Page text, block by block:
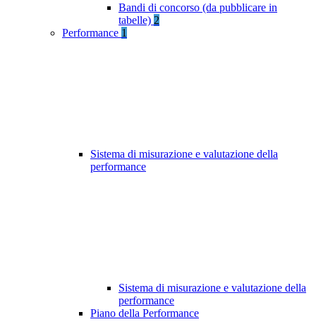
Bandi di concorso (da pubblicare in
tabelle) 2
Performance 1
Sistema di misurazione e valutazione della
performance
Sistema di misurazione e valutazione della
performance
Piano della Performance